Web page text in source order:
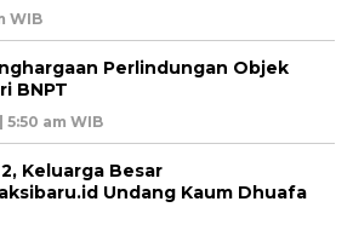
WIB
Perlindungan Objek
BNPT
5:50 am WIB
Keluarga Besar
Undang Kaum Dhuafa